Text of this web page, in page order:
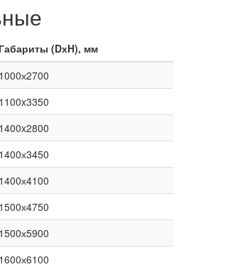
Габариты (DхH), мм
1000х2700
1100x3350
1400x2800
1400х3450
1400х4100
1500х4750
1500х5900
1600х6100